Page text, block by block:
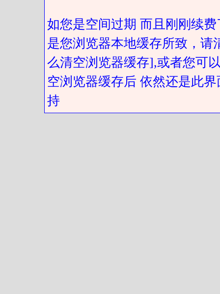
如您是空间过期 而且刚刚续
是您浏览器本地缓存所致，
么清空浏览器缓存],或者您可
空浏览器缓存后 依然还是此
持